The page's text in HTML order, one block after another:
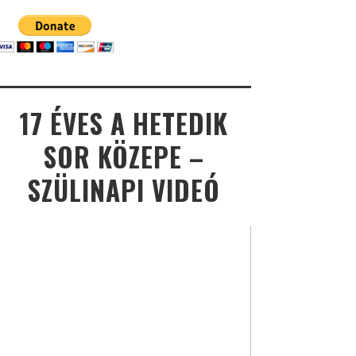
17 ÉVES A HETEDIK
SOR KÖZEPE –
SZÜLINAPI VIDEÓ